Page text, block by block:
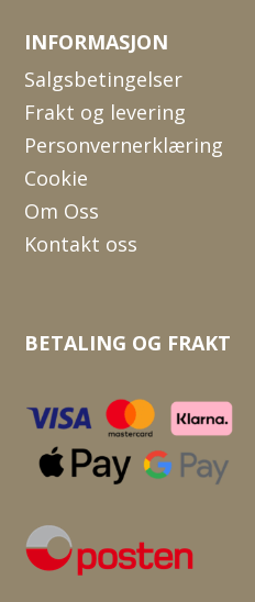
INFORMASJON
Salgsbetingelser
Frakt og levering
Personvernerklæring
Cookie
Om Oss
Kontakt oss
BETALING OG FRAKT